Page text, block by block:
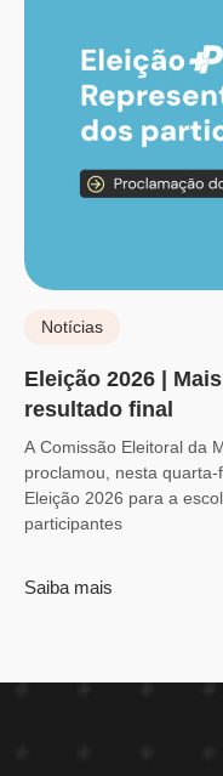
Notícias
Eleição 2026 |
resultado final
A Comissão Eleitoral da
proclamou, nesta
Eleição 2026 para a
participantes
Saiba mais